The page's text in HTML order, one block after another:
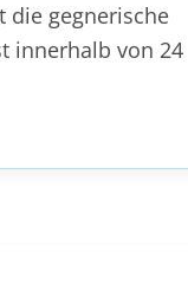
die gegnerische
innerhalb von 24